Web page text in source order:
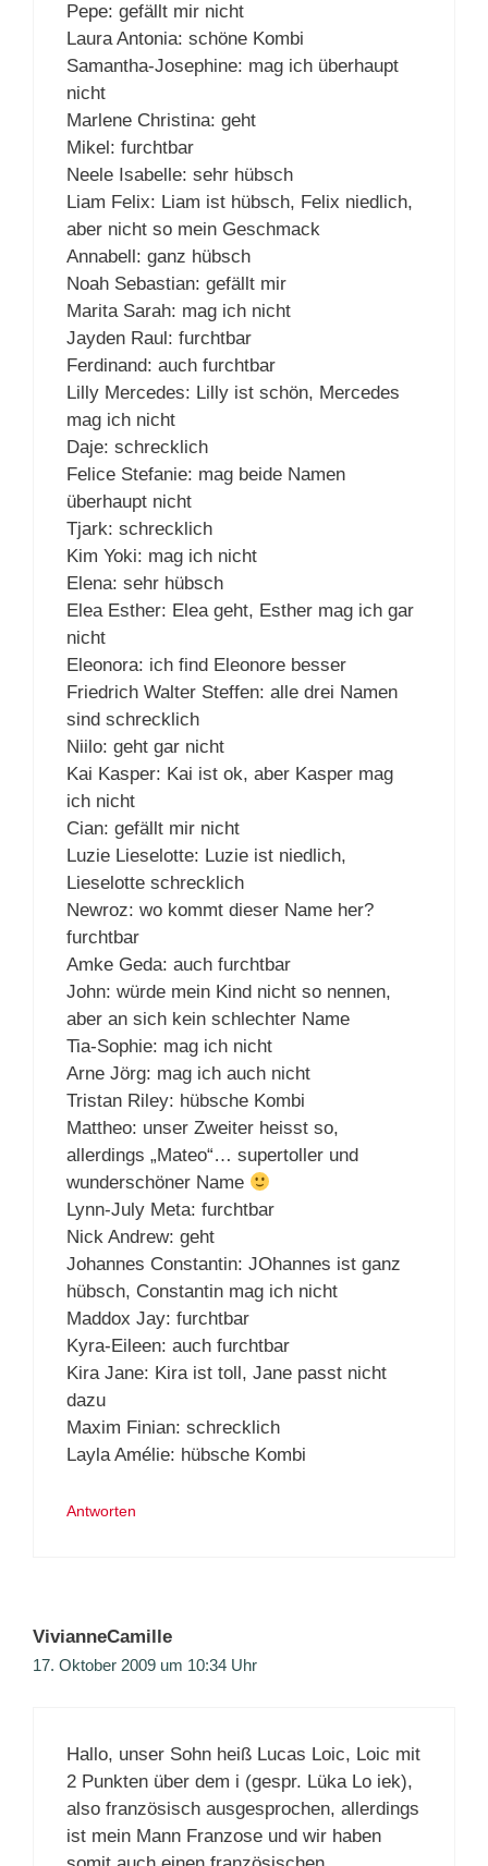
Pepe: gefällt mir nicht
Laura Antonia: schöne Kombi
Samantha-Josephine: mag ich überhaupt
nicht
Marlene Christina: geht
Mikel: furchtbar
Neele Isabelle: sehr hübsch
Liam Felix: Liam ist hübsch, Felix niedlich,
aber nicht so mein Geschmack
Annabell: ganz hübsch
Noah Sebastian: gefällt mir
Marita Sarah: mag ich nicht
Jayden Raul: furchtbar
Ferdinand: auch furchtbar
Lilly Mercedes: Lilly ist schön, Mercedes
mag ich nicht
Daje: schrecklich
Felice Stefanie: mag beide Namen
überhaupt nicht
Tjark: schrecklich
Kim Yoki: mag ich nicht
Elena: sehr hübsch
Elea Esther: Elea geht, Esther mag ich gar
nicht
Eleonora: ich find Eleonore besser
Friedrich Walter Steffen: alle drei Namen
sind schrecklich
Niilo: geht gar nicht
Kai Kasper: Kai ist ok, aber Kasper mag
ich nicht
Cian: gefällt mir nicht
Luzie Lieselotte: Luzie ist niedlich,
Lieselotte schrecklich
Newroz: wo kommt dieser Name her?
furchtbar
Amke Geda: auch furchtbar
John: würde mein Kind nicht so nennen,
aber an sich kein schlechter Name
Tia-Sophie: mag ich nicht
Arne Jörg: mag ich auch nicht
Tristan Riley: hübsche Kombi
Mattheo: unser Zweiter heisst so,
allerdings „Mateo“… supertoller und
wunderschöner Name
Lynn-July Meta: furchtbar
Nick Andrew: geht
Johannes Constantin: JOhannes ist ganz
hübsch, Constantin mag ich nicht
Maddox Jay: furchtbar
Kyra-Eileen: auch furchtbar
Kira Jane: Kira ist toll, Jane passt nicht
dazu
Maxim Finian: schrecklich
Layla Amélie: hübsche Kombi
Antworten
VivianneCamille
17. Oktober 2009 um 10:34 Uhr
Hallo, unser Sohn heiß Lucas Loic, Loic mit
2 Punkten über dem i (gespr. Lüka Lo iek),
also französisch ausgesprochen, allerdings
ist mein Mann Franzose und wir haben